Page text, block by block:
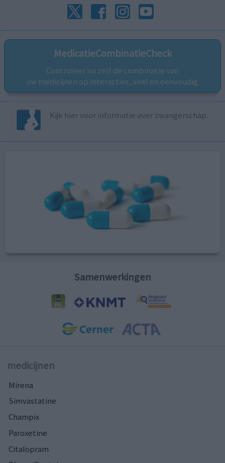
MedicatieCombinatieCheck
Controleer nu zelf de combinatie van
uw medicijnen op interacties, snel en eenvoudig.
Kijk hier voor informatie over zwangerschap.
Samenwerkingen
medicijnen
Mirena
Simvastatine
Champix
Paroxetine
Citalopram